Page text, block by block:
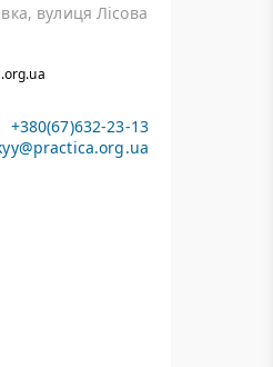
вулиця Лісова
+380(67)632-23-13